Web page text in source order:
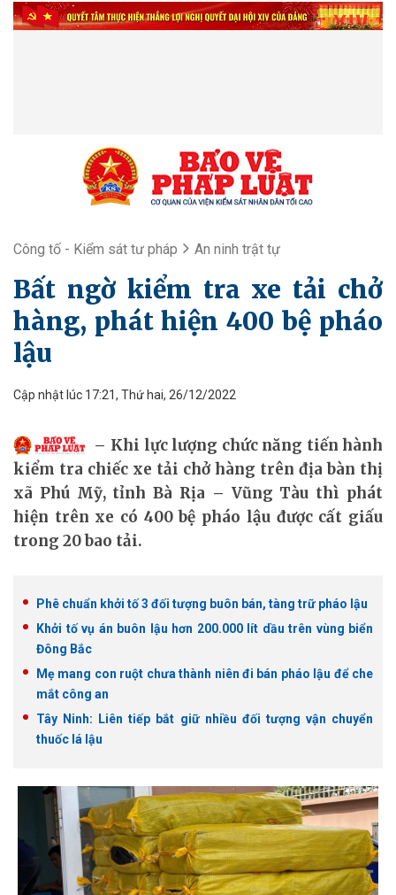
Công tố - Kiểm sát tư pháp An ninh trật tự
Bất ngờ kiểm tra xe tải chở
hàng, phát hiện 400 bệ pháo
lậu
Cập nhật lúc 17:21, Thứ hai, 26/12/2022
Khi lực lượng chức năng tiến hành
kiểm tra chiếc xe tải chở hàng trên địa bàn thị
xã Phú Mỹ, tỉnh Bà Rịa – Vũng Tàu thì phát
hiện trên xe có 400 bệ pháo lậu được cất giấu
trong 20 bao tải.
Phê chuẩn khởi tố 3 đối tượng buôn bán, tàng trữ pháo lậu
Khởi tố vụ án buôn lậu hơn 200.000 lít dầu trên vùng biển
Đông Bắc
Mẹ mang con ruột chưa thành niên đi bán pháo lậu để che
mắt công an
Tây Ninh: Liên tiếp bắt giữ nhiều đối tượng vận chuyển
thuốc lá lậu